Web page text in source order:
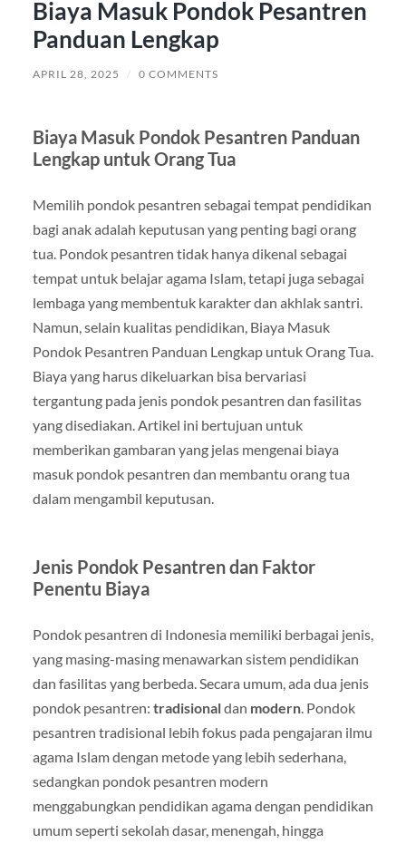
Biaya Masuk Pondok Pesantren
Panduan Lengkap
APRIL 28, 2025 / 0 COMMENTS
Biaya Masuk Pondok Pesantren Panduan
Lengkap untuk Orang Tua
Memilih pondok pesantren sebagai tempat pendidikan
bagi anak adalah keputusan yang penting bagi orang
tua. Pondok pesantren tidak hanya dikenal sebagai
tempat untuk belajar agama Islam, tetapi juga sebagai
lembaga yang membentuk karakter dan akhlak santri.
Namun, selain kualitas pendidikan, Biaya Masuk
Pondok Pesantren Panduan Lengkap untuk Orang Tua.
Biaya yang harus dikeluarkan bisa bervariasi
tergantung pada jenis pondok pesantren dan fasilitas
yang disediakan. Artikel ini bertujuan untuk
memberikan gambaran yang jelas mengenai biaya
masuk pondok pesantren dan membantu orang tua
dalam mengambil keputusan.
Jenis Pondok Pesantren dan Faktor
Penentu Biaya
Pondok pesantren di Indonesia memiliki berbagai jenis,
yang masing-masing menawarkan sistem pendidikan
dan fasilitas yang berbeda. Secara umum, ada dua jenis
pondok pesantren: tradisionaldan modern. Pondok
pesantren tradisional lebih fokus pada pengajaran ilmu
agama Islam dengan metode yang lebih sederhana,
sedangkan pondok pesantren modern
menggabungkan pendidikan agama dengan pendidikan
umum seperti sekolah dasar, menengah, hingga